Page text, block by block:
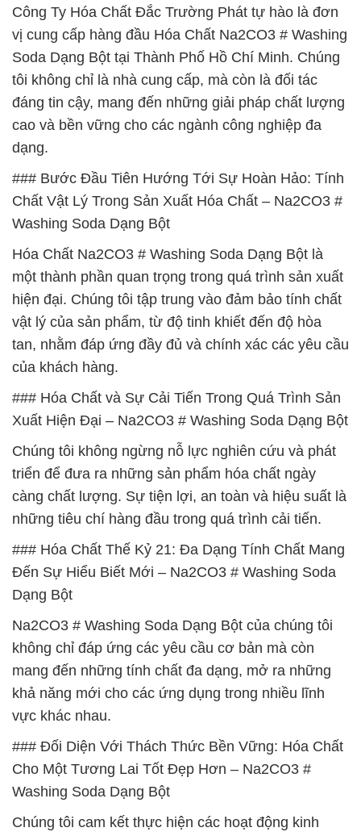
Công Ty Hóa Chất Đắc Trường Phát tự hào là đơn
vị cung cấp hàng đầu Hóa Chất Na2CO3 # Washing
Soda Dạng Bột tại Thành Phố Hồ Chí Minh. Chúng
tôi không chỉ là nhà cung cấp, mà còn là đối tác
đáng tin cậy, mang đến những giải pháp chất lượng
cao và bền vững cho các ngành công nghiệp đa
dạng.
### Bước Đầu Tiên Hướng Tới Sự Hoàn Hảo: Tính
Chất Vật Lý Trong Sản Xuất Hóa Chất – Na2CO3 #
Washing Soda Dạng Bột
Hóa Chất Na2CO3 # Washing Soda Dạng Bột là
một thành phần quan trọng trong quá trình sản xuất
hiện đại. Chúng tôi tập trung vào đảm bảo tính chất
vật lý của sản phẩm, từ độ tinh khiết đến độ hòa
tan, nhằm đáp ứng đầy đủ và chính xác các yêu cầu
của khách hàng.
### Hóa Chất và Sự Cải Tiến Trong Quá Trình Sản
Xuất Hiện Đại – Na2CO3 # Washing Soda Dạng Bột
Chúng tôi không ngừng nỗ lực nghiên cứu và phát
triển để đưa ra những sản phẩm hóa chất ngày
càng chất lượng. Sự tiện lợi, an toàn và hiệu suất là
những tiêu chí hàng đầu trong quá trình cải tiến.
### Hóa Chất Thế Kỷ 21: Đa Dạng Tính Chất Mang
Đến Sự Hiểu Biết Mới – Na2CO3 # Washing Soda
Dạng Bột
Na2CO3 # Washing Soda Dạng Bột của chúng tôi
không chỉ đáp ứng các yêu cầu cơ bản mà còn
mang đến những tính chất đa dạng, mở ra những
khả năng mới cho các ứng dụng trong nhiều lĩnh
vực khác nhau.
### Đối Diện Với Thách Thức Bền Vững: Hóa Chất
Cho Một Tương Lai Tốt Đẹp Hơn – Na2CO3 #
Washing Soda Dạng Bột
Chúng tôi cam kết thực hiện các hoạt động kinh